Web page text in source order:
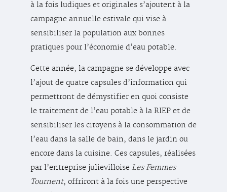
à la fois ludiques et originales s’ajoutent à la
campagne annuelle estivale qui vise à
sensibiliser la population aux bonnes
pratiques pour l’économie d’eau potable.
Cette année, la campagne se développe avec
l’ajout de quatre capsules d’information qui
permettront de démystifier en quoi consiste
le traitement de l’eau potable à la RIEP et de
sensibiliser les citoyens à la consommation de
l’eau dans la salle de bain, dans le jardin ou
encore dans la cuisine. Ces capsules, réalisées
par l’entreprise julievilloise Les Femmes
Tournent, offriront à la fois une perspective